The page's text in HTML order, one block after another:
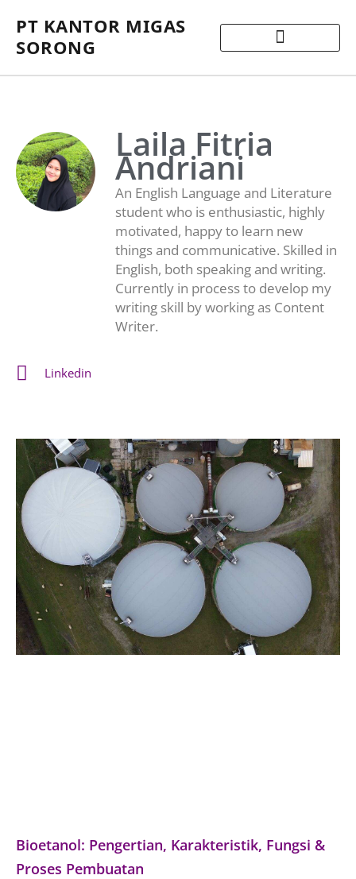
PT KANTOR MIGAS
SORONG
Laila Fitria
Andriani
An English Language and Literature
student who is enthusiastic, highly
motivated, happy to learn new
things and communicative. Skilled in
English, both speaking and writing.
Currently in process to develop my
writing skill by working as Content
Writer.
Linkedin
Bioetanol: Pengertian, Karakteristik, Fungsi &
Proses Pembuatan